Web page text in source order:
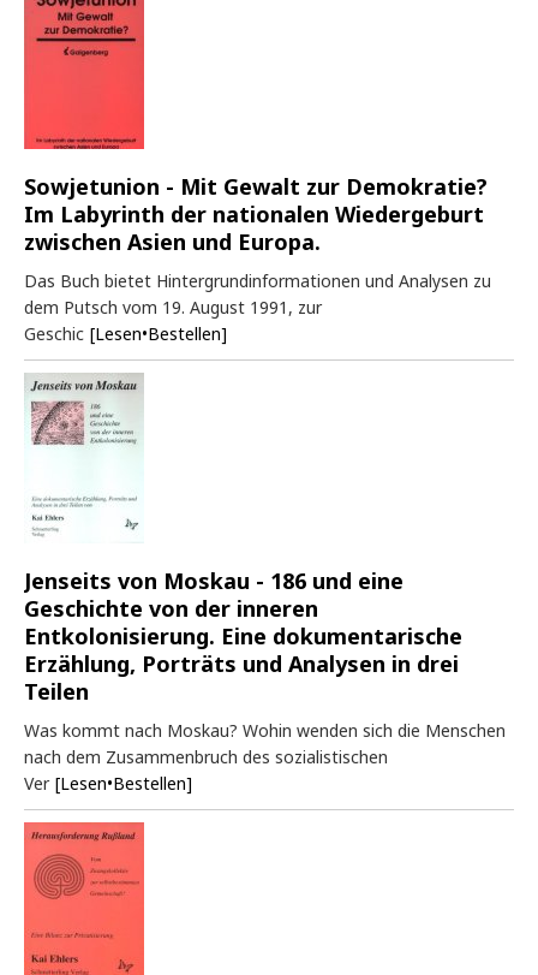
Sowjetunion - Mit Gewalt zur Demokratie?
Im Labyrinth der nationalen Wiedergeburt
zwischen Asien und Europa.
Das Buch bietet Hintergrundinformationen und Analysen zu
dem Putsch vom 19. August 1991, zur
Geschic [Lesen•Bestellen]
Jenseits von Moskau - 186 und eine
Geschichte von der inneren
Entkolonisierung. Eine dokumentarische
Erzählung, Porträts und Analysen in drei
Teilen
Was kommt nach Moskau? Wohin wenden sich die Menschen
nach dem Zusammenbruch des sozialistischen
Ver [Lesen•Bestellen]